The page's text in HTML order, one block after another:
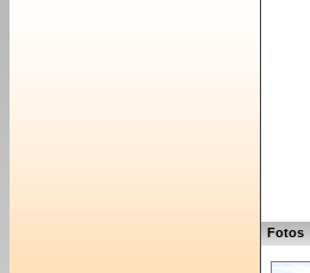
Fotos